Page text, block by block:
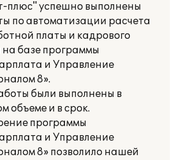
плюс" успешно выполнены
по автоматизации расчета
платы и кадрового
на базе программы
и Управление
8».
были выполнены в
объеме и в срок.
программы
и Управление
8» позволило нашей